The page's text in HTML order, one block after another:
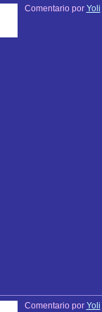
Comentario por Yoli
Comentario por Yoli